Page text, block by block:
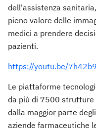
dell'assistenza
pieno valore delle
medici a prendere
pazienti.
https://youtu.be/
Le piattaforme
da più di 7500
dalla maggior parte
aziende farmaceutiche